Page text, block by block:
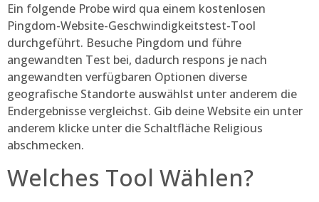
Ein folgende Probe wird qua einem kostenlosen
Pingdom-Website-Geschwindigkeitstest-Tool
durchgeführt. Besuche Pingdom und führe
angewandten Test bei, dadurch respons je nach
angewandten verfügbaren Optionen diverse
geografische Standorte auswählst unter anderem die
Endergebnisse vergleichst. Gib deine Website ein unter
anderem klicke unter die Schaltfläche Religious
abschmecken.
Welches Tool Wählen?